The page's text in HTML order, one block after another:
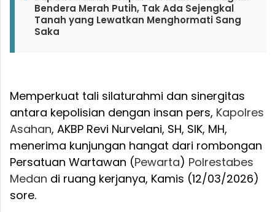
Bendera Merah Putih, Tak Ada Sejengkal
Tanah yang Lewatkan Menghormati Sang
Saka
Memperkuat tali silaturahmi dan sinergitas
antara kepolisian dengan insan pers, Kapolres
Asahan, AKBP Revi Nurvelani, SH, SIK, MH,
menerima kunjungan hangat dari rombongan
Persatuan Wartawan (Pewarta) Polrestabes
Medan di ruang kerjanya, Kamis (12/03/2026)
sore.